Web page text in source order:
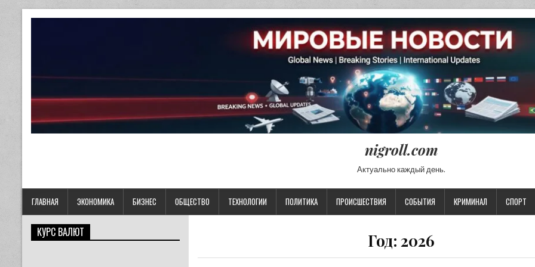
nigroll.com
Актуально каждый день.
ГЛАВНАЯ ЭКОНОМИКА БИЗНЕС ОБЩЕСТВО ТЕХНОЛОГИИ ПОЛИТИКА ПРОИСШЕСТВИЯ СОБЫТИЯ КРИМИНАЛ СПОРТ
Год: 2026
КУРС ВАЛЮТ